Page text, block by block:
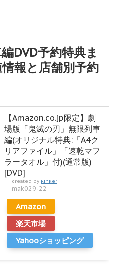
DVD予約特典ま
報と店舗別予約
【Amazon.co.jp限定】劇
場版「鬼滅の刃」無限列車
編(オリジナル特典:「A4ク
リアファイル」「速乾マフ
ラータオル」付)(通常版)
[DVD]
created by Rinker
mak029-22
Amazon
楽天市場
Yahooショッピング